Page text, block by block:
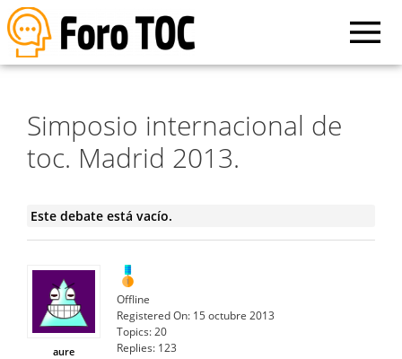
Simposio internacional de
toc. Madrid 2013.
Este debate está vacío.
aure
Offline
Registered On: 15 octubre 2013
Topics:20
Replies: 123